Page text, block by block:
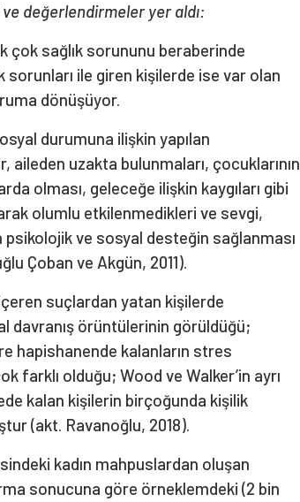
değerlendirmeler yer aldı:
çok sağlık sorununu beraberinde
sorunları ile giren kişilerde ise var olan
dönüşüyor.
durumuna ilişkin yapılan
aileden uzakta bulunmaları, çocuklarının
olması, geleceğe ilişkin kaygıları gibi
olumlu etkilenmedikleri ve sevgi,
psikolojik ve sosyal desteğin sağlanması
Çoban ve Akgün, 2011).
suçlardan yatan kişilerde
davranış örüntülerinin görüldüğü;
hapishanende kalanların stres
farklı olduğu; Wood ve Walker’in ayrı
kalan kişilerin birçoğunda kişilik
(akt. Ravanoğlu, 2018).
kadın mahpuslardan oluşan
sonucuna göre örneklemdeki (2 bin